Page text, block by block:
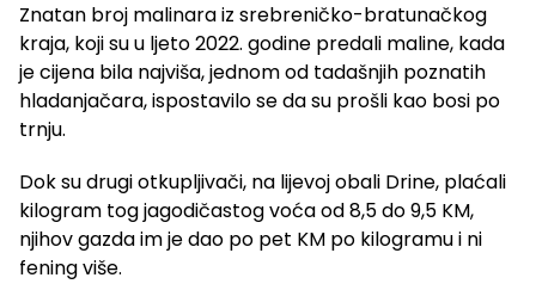
Znatan broj malinara iz srebreničko-bratunačkog
kraja, koji su u ljeto 2022. godine predali maline, kada
je cijena bila najviša, jednom od tadašnjih poznatih
hladanjačara, ispostavilo se da su prošli kao bosi po
trnju.
Dok su drugi otkupljivači, na lijevoj obali Drine, plaćali
kilogram tog jagodičastog voća od 8,5 do 9,5 KM,
njihov gazda im je dao po pet KM po kilogramu i ni
fening više.